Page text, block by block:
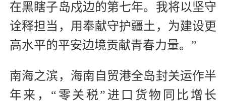
在黑瞎子岛戍边的第七年。我将以坚守
诠释担当，用奉献守护疆土，为建设更
高水平的平安边境贡献青春力量。”
南海之滨，海南自贸港全岛封关运作半
年来，“零关税”进口货物同比增长